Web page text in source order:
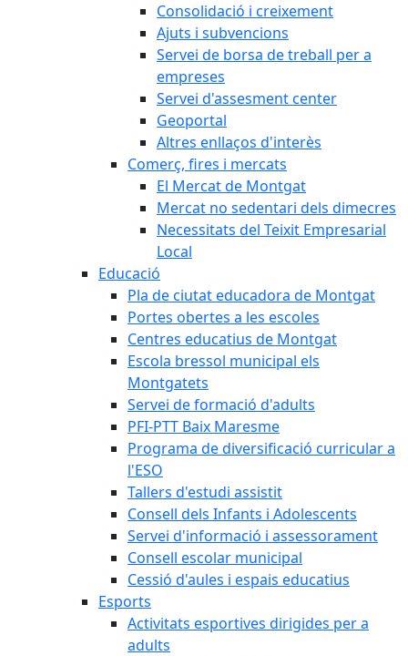
Consolidació i creixement
Ajuts i subvencions
Servei de borsa de treball per a
empreses
Servei d'assesment center
Geoportal
Altres enllaços d'interès
Comerç, fires i mercats
El Mercat de Montgat
Mercat no sedentari dels dimecres
Necessitats del Teixit Empresarial
Local
Educació
Pla de ciutat educadora de Montgat
Portes obertes a les escoles
Centres educatius de Montgat
Escola bressol municipal els
Montgatets
Servei de formació d'adults
PFI-PTT Baix Maresme
Programa de diversificació curricular a
l'ESO
Tallers d'estudi assistit
Consell dels Infants i Adolescents
Servei d'informació i assessorament
Consell escolar municipal
Cessió d'aules i espais educatius
Esports
Activitats esportives dirigides per a
adults